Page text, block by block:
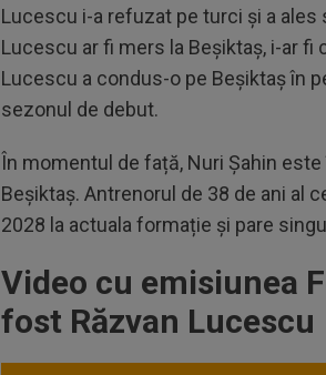
Lucescu i-a refuzat pe turci și a ales
Lucescu ar fi mers la Beșiktaș, i-ar
Lucescu a condus-o pe Beșiktaș în
sezonul de debut.
În momentul de față, Nuri Șahin
Beșiktaș. Antrenorul de 38 de ani al
2028 la actuala formație și pare
Video cu emisiunea
fost Răzvan Lucescu